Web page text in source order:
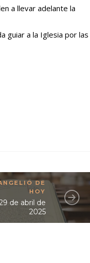
a llevar adelante la
guiar a la Iglesia por las
DE
HOY
de abril de
2025